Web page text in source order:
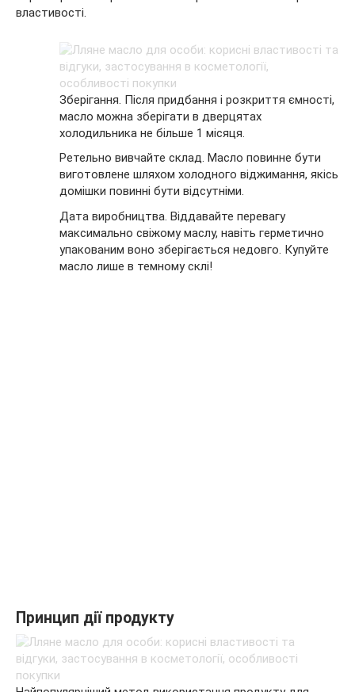
властивості.
Зберігання. Після придбання і розкриття ємності,
масло можна зберігати в дверцятах
холодильника не більше 1 місяця.
Ретельно вивчайте склад. Масло повинне бути
виготовлене шляхом холодного віджимання, якісь
домішки повинні бути відсутніми.
Дата виробництва. Віддавайте перевагу
максимально свіжому маслу, навіть герметично
упакованим воно зберігається недовго. Купуйте
масло лише в темному склі!
Принцип дії продукту